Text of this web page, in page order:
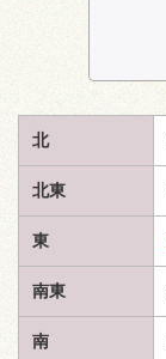
北
北東
東
南東
南